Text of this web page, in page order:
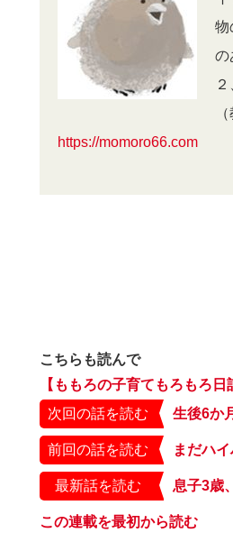
物
の
https://momoro66.com
こちらも読んで
【ももろの子育てもろもろ日
次回の話を読む
生後6か
前回の話を読む
最新話を読む
この連載を最初から読む